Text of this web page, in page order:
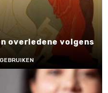
overledene volgens